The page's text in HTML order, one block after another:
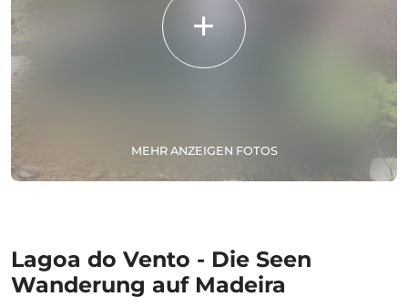
MEHR ANZEIGEN FOTOS
Lagoa do Vento - Die Seen
Wanderung auf Madeira